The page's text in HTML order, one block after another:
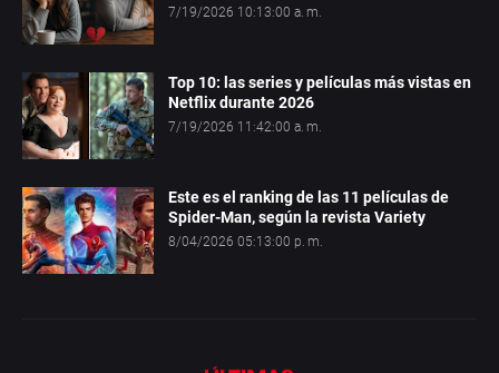
7/19/2026 10:13:00 a. m.
Top 10: las series y películas más vistas en
Netflix durante 2026
7/19/2026 11:42:00 a. m.
Este es el ranking de las 11 películas de
Spider-Man, según la revista Variety
8/04/2026 05:13:00 p. m.